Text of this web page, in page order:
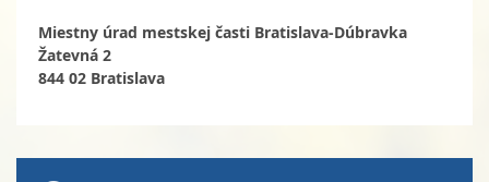
Miestny úrad mestskej časti Bratislava-Dúbravka
Žatevná 2
844 02 Bratislava